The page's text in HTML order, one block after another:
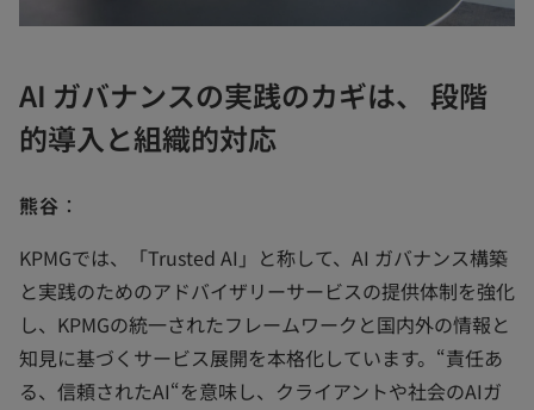
AI ガバナンスの実践のカギは、 段階
的導入と組織的対応
熊谷 ：
KPMGでは、「Trusted AI」と称して、AI ガバナンス構築
と実践のためのアドバイザリーサービスの提供体制を強化
し、KPMGの統一されたフレームワークと国内外の情報と
知見に基づくサービス展開を本格化しています。“責任あ
る、信頼されたAI“を意味し、クライアントや社会のAIガ